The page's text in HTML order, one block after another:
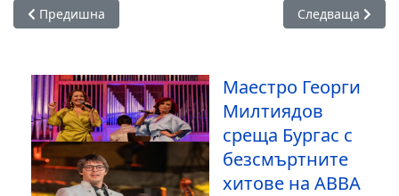
Предишна статия: Дарина Гильова е носителят на
Предишна Следваща
Следваща
Маестро Георги
Милтиядов
среща Бургас с
безсмъртните
хитове на ABBA